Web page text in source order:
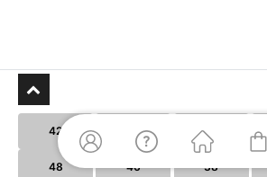
34
40
42
38
46
48